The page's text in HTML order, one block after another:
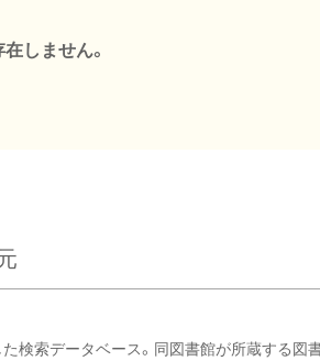
しません。
検索データベース。同図書館が所蔵する図